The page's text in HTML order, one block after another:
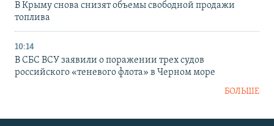
В Крыму снова снизят объемы свободной продажи
топлива
10:14
В СБС ВСУ заявили о поражении трех судов
российского «теневого флота» в Черном море
БОЛЬШЕ